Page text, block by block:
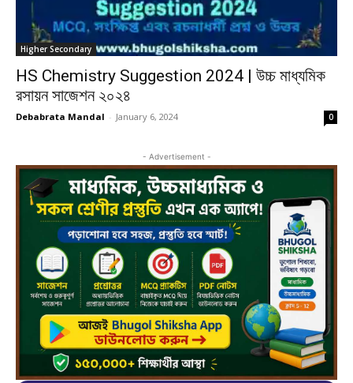
Higher Secondary
HS Chemistry Suggestion 2024 | উচ্চ মাধ্যমিক
রসায়ন সাজেশন ২০২৪
Debabrata Mandal - January 6, 2024 0
- Advertisement -